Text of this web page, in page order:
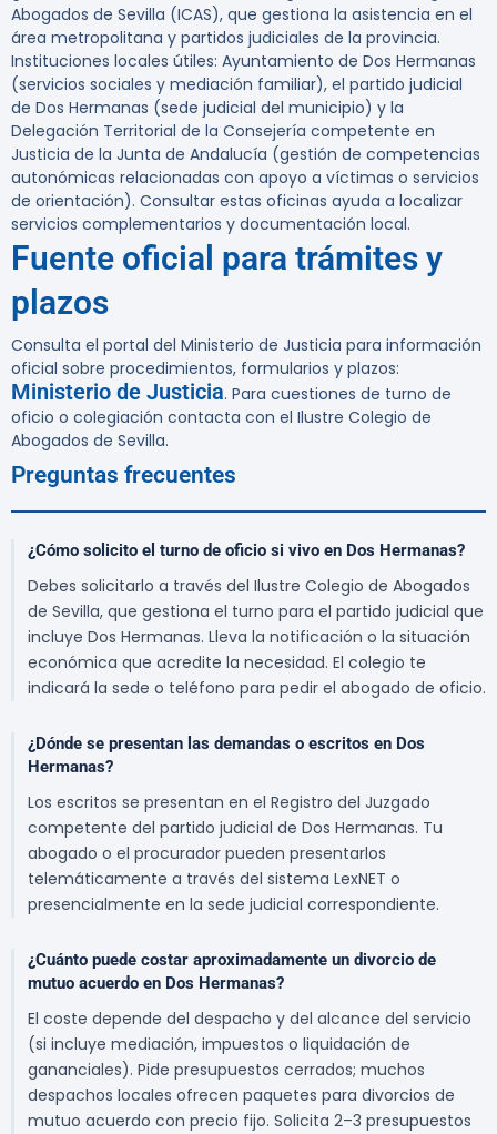
Abogados de Sevilla (ICAS), que gestiona la asistencia en el
área metropolitana y partidos judiciales de la provincia.
Instituciones locales útiles: Ayuntamiento de Dos Hermanas
(servicios sociales y mediación familiar), el partido judicial
de Dos Hermanas (sede judicial del municipio) y la
Delegación Territorial de la Consejería competente en
Justicia de la Junta de Andalucía (gestión de competencias
autonómicas relacionadas con apoyo a víctimas o servicios
de orientación). Consultar estas oficinas ayuda a localizar
servicios complementarios y documentación local.
Fuente oficial para trámites y
plazos
Consulta el portal del Ministerio de Justicia para información
oficial sobre procedimientos, formularios y plazos:
Ministerio de Justicia. Para cuestiones de turno de
oficio o colegiación contacta con el Ilustre Colegio de
Abogados de Sevilla.
Preguntas frecuentes
¿Cómo solicito el turno de oficio si vivo en Dos Hermanas?
Debes solicitarlo a través del Ilustre Colegio de Abogados
de Sevilla, que gestiona el turno para el partido judicial que
incluye Dos Hermanas. Lleva la notificación o la situación
económica que acredite la necesidad. El colegio te
indicará la sede o teléfono para pedir el abogado de oficio.
¿Dónde se presentan las demandas o escritos en Dos
Hermanas?
Los escritos se presentan en el Registro del Juzgado
competente del partido judicial de Dos Hermanas. Tu
abogado o el procurador pueden presentarlos
telemáticamente a través del sistema LexNET o
presencialmente en la sede judicial correspondiente.
¿Cuánto puede costar aproximadamente un divorcio de
mutuo acuerdo en Dos Hermanas?
El coste depende del despacho y del alcance del servicio
(si incluye mediación, impuestos o liquidación de
gananciales). Pide presupuestos cerrados; muchos
despachos locales ofrecen paquetes para divorcios de
mutuo acuerdo con precio fijo. Solicita 2–3 presupuestos